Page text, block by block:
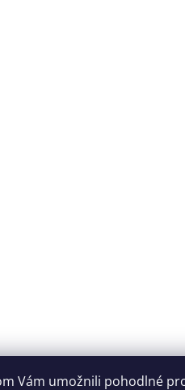
Vám umožnili pohodlné